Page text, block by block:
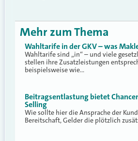
Mehr zum Thema
Wahltarife in der GKV – was
Wahltarife sind „in“ – und viele
stellen ihre Zusatzleistungen
beispielsweise wie…
Beitragsentlastung bietet
Selling
Wie sollte hier die Ansprache der
Bereitschaft, Gelder die plötzlich